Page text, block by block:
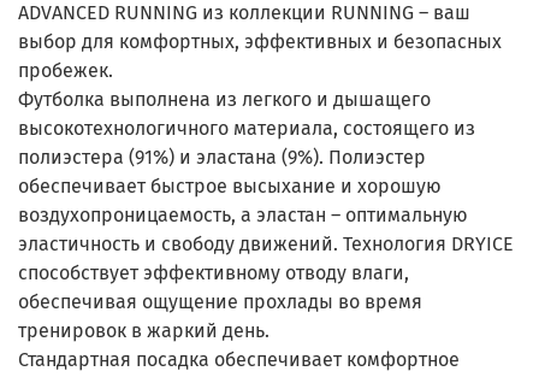
ADVANCED RUNNING из коллекции RUNNING – ваш
выбор для комфортных, эффективных и безопасных
пробежек.
Футболка выполнена из легкого и дышащего
высокотехнологичного материала, состоящего из
полиэстера (91%) и эластана (9%). Полиэстер
обеспечивает быстрое высыхание и хорошую
воздухопроницаемость, а эластан – оптимальную
эластичность и свободу движений. Технология DRYICE
способствует эффективному отводу влаги,
обеспечивая ощущение прохлады во время
тренировок в жаркий день.
Стандартная посадка обеспечивает комфортное